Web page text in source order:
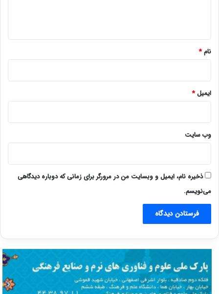
نام*
ایمیل*
وب‌ سایت
ذخیره نام، ایمیل و وبسایت من در مرورگر برای زمانی که دوباره دیدگاهی
می‌نویسم.